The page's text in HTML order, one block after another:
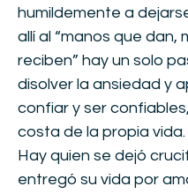
humildemente a
allí al “manos que dan,
reciben” hay un solo
disolver la ansiedad y
confiar y ser
costa de la propia
Hay quien se dejó
entregó su vida por